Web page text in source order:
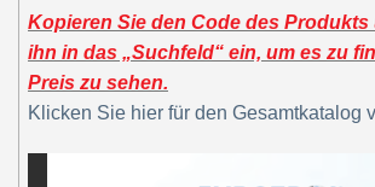
Kopieren Sie den Code des Produkts
ihn in das „Suchfeld“ ein, um es zu
Preis zu sehen.
Klicken Sie hier für den Gesamtkatalog